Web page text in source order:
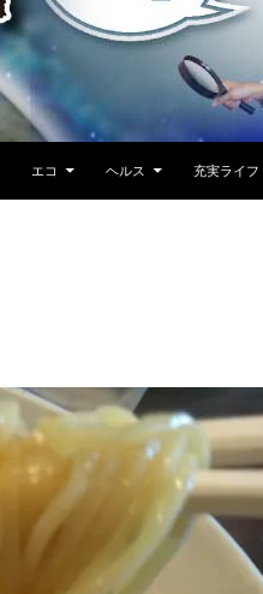
エコ ヘルス 充実ライフ